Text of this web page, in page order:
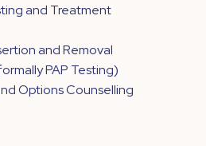
and Treatment
and Removal
PAP Testing)
Options Counselling